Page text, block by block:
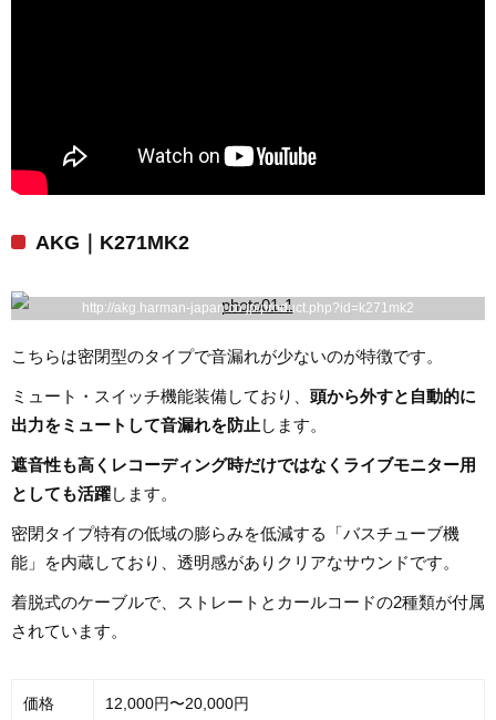
AKG｜K271MK2
http://akg.harman-japan.co.jp/product.php?id=k271mk2
こちらは密閉型のタイプで音漏れが少ないのが特徴です。
ミュート・スイッチ機能装備しており、 頭から外すと自動的に
出力をミュートして音漏れを防止します。
遮音性も高くレコーディング時だけではなくライブモニター用
としても活躍します。
密閉タイプ特有の低域の膨らみを低減する「バスチューブ機
能」を内蔵しており、透明感がありクリアなサウンドです。
着脱式のケーブルで、ストレートとカールコードの2種類が付属
されています。
価格 12,000円〜20,000円